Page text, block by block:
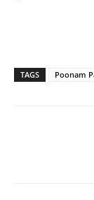
TAGS Poonam